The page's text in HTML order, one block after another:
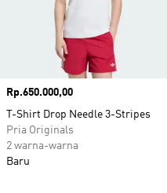
Harga
Rp.650.000,00
T-Shirt Drop Needle 3-Stripes
Pria Originals
2 warna-warna
Baru